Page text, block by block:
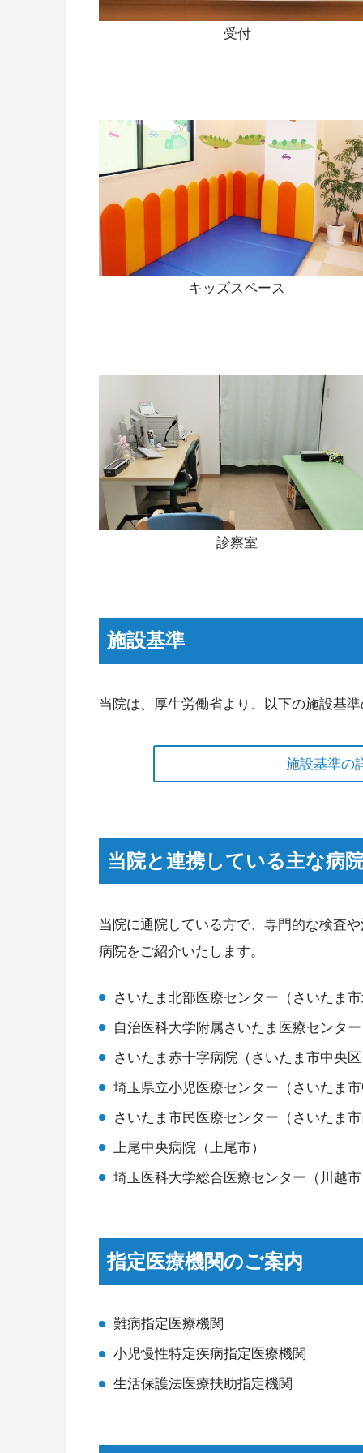
受付
キッズスペース
診察室
施設基準
当院は、厚生労働省より、以下の施設基
施設基準の
当院と連携している主な病
当院に通院している方で、専門的な検査
病院をご紹介いたします。
さいたま北部医療センター（さいたま
自治医科大学附属さいたま医療センタ
さいたま赤十字病院（さいたま市中央
埼玉県立小児医療センター（さいたま
さいたま市民医療センター（さいたま
上尾中央病院（上尾市）
埼玉医科大学総合医療センター（川越
指定医療機関のご案内
難病指定医療機関
小児慢性特定疾病指定医療機関
生活保護法医療扶助指定機関